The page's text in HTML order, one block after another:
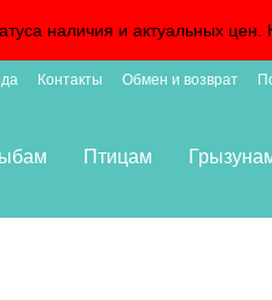
наличия и актуальных
Контакты Обмен и возврат
Птицам